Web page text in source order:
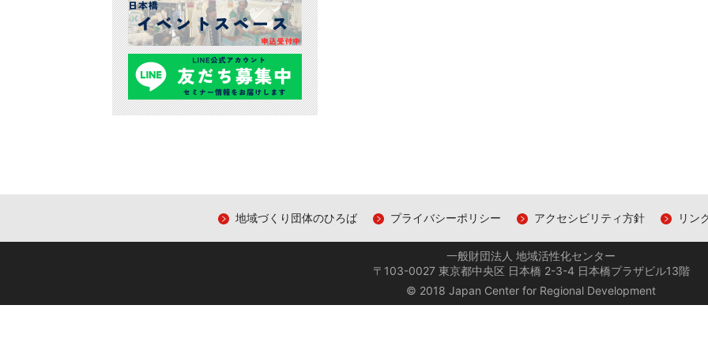
地域づくり団体のひろば プライバシーポリシー アクセシビリティ方針 リン
一般財団法人 地域活性化センター
〒103-0027 東京都中央区 日本橋 2-3-4 日本橋プラザビル13階
© 2018 Japan Center for Regional Development